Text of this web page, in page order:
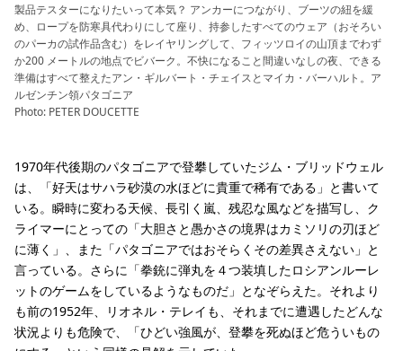
製品テスターになりたいって本気？ アンカーにつながり、ブーツの紐を緩
め、ロープを防寒具代わりにして座り、持参したすべてのウェア（おそろい
のパーカの試作品含む）をレイヤリングして、フィッツロイの山頂までわず
か200 メートルの地点でビバーク。不快になること間違いなしの夜、できる
準備はすべて整えたアン・ギルバート・チェイスとマイカ・バーハルト。ア
ルゼンチン領パタゴニア
Photo: PETER DOUCETTE
1970年代後期のパタゴニアで登攀していたジム・ブリッドウェル
は、「好天はサハラ砂漠の水ほどに貴重で稀有である」と書いて
いる。瞬時に変わる天候、長引く嵐、残忍な風などを描写し、ク
ライマーにとっての「大胆さと愚かさの境界はカミソリの刃ほど
に薄く」、また「パタゴニアではおそらくその差異さえない」と
言っている。さらに「拳銃に弾丸を４つ装填したロシアンルーレ
ットのゲームをしているようなものだ」となぞらえた。それより
も前の1952年、リオネル・テレイも、それまでに遭遇したどんな
状況よりも危険で、「ひどい強風が、登攀を死ぬほど危ういもの